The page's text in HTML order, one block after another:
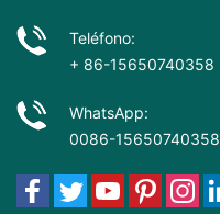
Teléfono:
+ 86-15650740358
WhatsApp:
0086-15650740358